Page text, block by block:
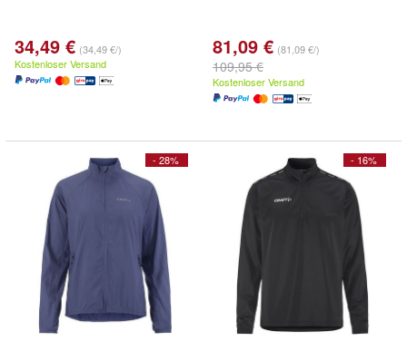
34,49 € (34,49 €/)
Kostenloser Versand
81,09 € (81,09 €/)
109,95 €
Kostenloser Versand
- 28% - 16%